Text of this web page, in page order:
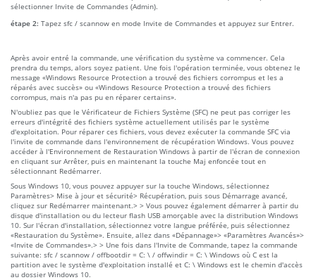
sélectionner Invite de Commandes (Admin).
étape 2: Tapez sfc / scannow en mode Invite de Commandes et appuyez sur Entrer.
Après avoir entré la commande, une vérification du système va commencer. Cela
prendra du temps, alors soyez patient. Une fois l'opération terminée, vous obtenez le
message «Windows Resource Protection a trouvé des fichiers corrompus et les a
réparés avec succès» ou «Windows Resource Protection a trouvé des fichiers
corrompus, mais n'a pas pu en réparer certains».
N'oubliez pas que le Vérificateur de Fichiers Système (SFC) ne peut pas corriger les
erreurs d'intégrité des fichiers système actuellement utilisés par le système
d'exploitation. Pour réparer ces fichiers, vous devez exécuter la commande SFC via
l'invite de commande dans l'environnement de récupération Windows. Vous pouvez
accéder à l'Environnement de Restauration Windows à partir de l'écran de connexion
en cliquant sur Arrêter, puis en maintenant la touche Maj enfoncée tout en
sélectionnant Redémarrer.
Sous Windows 10, vous pouvez appuyer sur la touche Windows, sélectionnez
Paramètres> Mise à jour et sécurité> Récupération, puis sous Démarrage avancé,
cliquez sur Redémarrer maintenant.> > Vous pouvez également démarrer à partir du
disque d'installation ou du lecteur flash USB amorçable avec la distribution Windows
10. Sur l'écran d'installation, sélectionnez votre langue préférée, puis sélectionnez
«Restauration du Système». Ensuite, allez dans «Dépannage»> «Paramètres Avancés»>
«Invite de Commandes».> > Une fois dans l'Invite de Commande, tapez la commande
suivante: sfc / scannow / offbootdir = C: \ / offwindir = C: \ Windows où C est la
partition avec le système d'exploitation installé et C: \ Windows est le chemin d'accès
au dossier Windows 10.